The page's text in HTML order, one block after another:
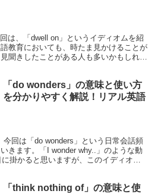
は、「dwell on」というイディオムを紹
教育においても、時たま見かけることが
聞きしたことがある人も多いかもしれま
「do wonders」の意味と使い方
を分かりやすく解説！リアル英語
今回は「do wonders」という日常会話頻
きます。「I wonder why..」のような動
掛かると思いますが、このイディオム
「think nothing of」の意味と使